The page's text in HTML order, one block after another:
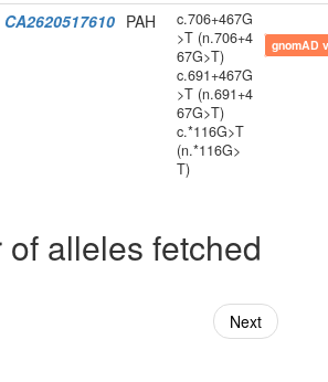
CA2620517610 PAH
c.706+467G
>T (n.706+4
67G>T)
c.691+467G
>T (n.691+4
67G>T)
c.*116G>T
(n.*116G>
T)
gnomAD
of alleles fetched
Next